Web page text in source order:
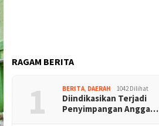
RAGAM BERITA
1 BERITA, DAERAH 1042 Dilihat
Diindikasikan Terjadi
Penyimpangan Angga…